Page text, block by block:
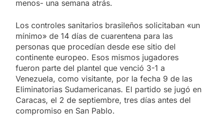
menos- una semana atrás.
Los controles sanitarios brasileños solicitaban «un
mínimo» de 14 días de cuarentena para las
personas que procedían desde ese sitio del
continente europeo. Esos mismos jugadores
fueron parte del plantel que venció 3-1 a
Venezuela, como visitante, por la fecha 9 de las
Eliminatorias Sudamericanas. El partido se jugó en
Caracas, el 2 de septiembre, tres días antes del
compromiso en San Pablo.